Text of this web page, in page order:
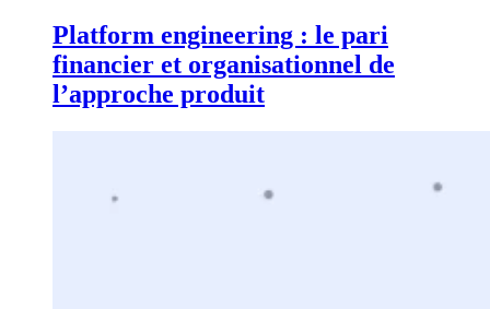
Platform engineering : le pari
financier et organisationnel de
l’approche produit